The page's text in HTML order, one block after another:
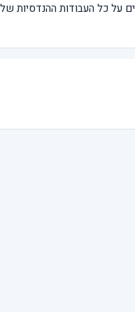
על כל העבודות ההנדסיות